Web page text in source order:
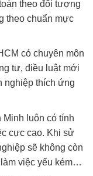
theo đối tượng
theo chuẩn mực
có chuyên môn
tư, điều luật mới
nghiệp thích ứng
Minh luôn có tính
cực cao. Khi sử
sẽ không còn
việc yếu kém…